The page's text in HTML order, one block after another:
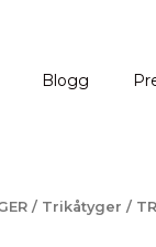
Blogg
/ Trikåtyger /